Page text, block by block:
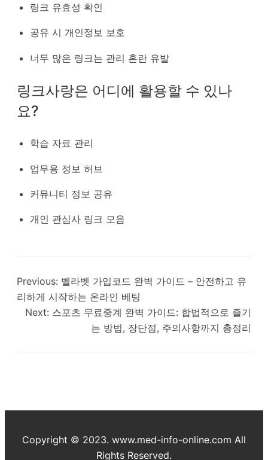
링크 유효성 확인
공유 시 개인정보 보호
너무 많은 링크는 관리 혼란 유발
링크사랑은 어디에 활용할 수 있나
요?
학습 자료 관리
업무용 정보 허브
커뮤니티 정보 공유
개인 관심사 링크 모음
Previous: 벨라벳 가입코드 완벽 가이드 – 안전하고 유
리하게 시작하는 온라인 베팅
Next: 스포츠 무료중계 완벽 가이드: 합법적으로 즐기
는 방법, 장단점, 주의사항까지 총정리
Copyright © 2023. www.med-info-online.com All
Rights Reserved.